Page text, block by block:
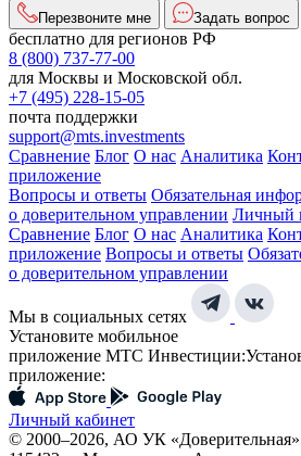
Перезвоните мне Задать вопрос
бесплатно для регионов РФ
8 (800) 737-77-00
для Москвы и Московской обл.
+7 (495) 228-15-05
почта поддержки
support@mts.investments
Сравнение Блог О нас Аналитика
приложение
Вопросы и ответы Обязательная
о доверительном управлении Личный
Сравнение Блог О нас Аналитика
приложение Вопросы и ответы
о доверительном управлении
Мы в социальных сетях
Установите мобильное
приложение МТС Инвестиции:
приложение:
Личный кабинет
© 2000–2026, АО УК «Доверительная»